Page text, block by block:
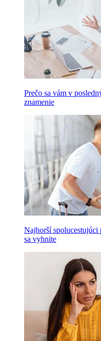
Prečo sa vám v
znamenie
Najhorší
sa vyhnite